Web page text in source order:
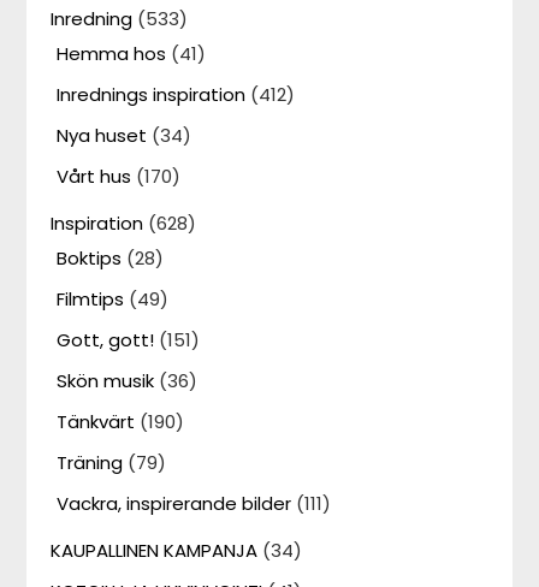
Inredning (533)
Hemma hos (41)
Inrednings inspiration (412)
Nya huset (34)
Vårt hus (170)
Inspiration (628)
Boktips (28)
Filmtips (49)
Gott, gott! (151)
Skön musik (36)
Tänkvärt (190)
Träning (79)
Vackra, inspirerande bilder (111)
KAUPALLINEN KAMPANJA (34)